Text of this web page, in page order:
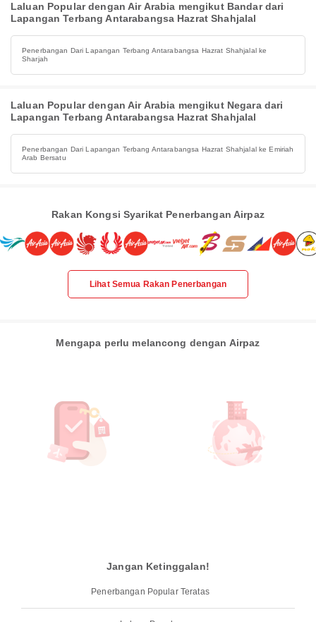
Laluan Popular dengan Air Arabia mengikut Bandar dari
Lapangan Terbang Antarabangsa Hazrat Shahjalal
Penerbangan Dari Lapangan Terbang Antarabangsa Hazrat Shahjalal ke
Sharjah
Laluan Popular dengan Air Arabia mengikut Negara dari
Lapangan Terbang Antarabangsa Hazrat Shahjalal
Penerbangan Dari Lapangan Terbang Antarabangsa Hazrat Shahjalal ke Emiriah
Arab Bersatu
Rakan Kongsi Syarikat Penerbangan Airpaz
Lihat Semua Rakan Penerbangan
Mengapa perlu melancong dengan Airpaz
Jangan Ketinggalan!
Penerbangan Popular Teratas